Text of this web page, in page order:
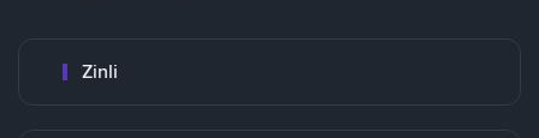
Zinli